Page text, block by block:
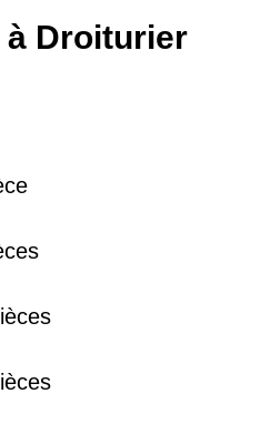
Droiturier